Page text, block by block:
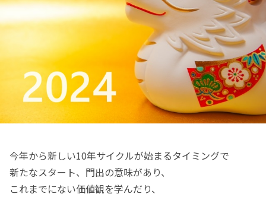
今年から新しい10年サイクルが始まるタイミングで
新たなスタート、門出の意味があり、
これまでにない価値観を学んだり、